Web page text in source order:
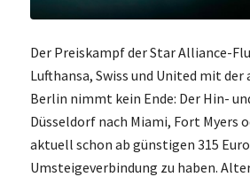
Der Preiskampf der Star Alliance-
Lufthansa, Swiss und United mit
Berlin nimmt kein Ende: Der Hin-
Düsseldorf nach Miami, Fort Myers
aktuell schon ab günstigen 315
Umsteigeverbindung zu haben.